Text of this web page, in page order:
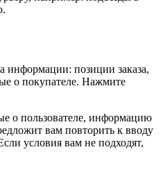
информации: позиции заказа,
о покупателе. Нажмите
о пользователе, информацию
вам повторить к вводу
условия вам не подходят,